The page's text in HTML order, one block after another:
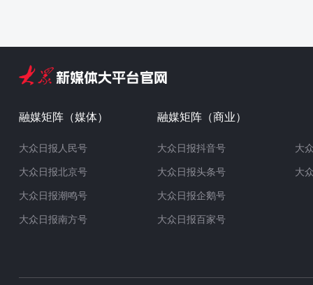
融媒矩阵（媒体）
大众日报人民号
大众日报北京号
大众日报潮鸣号
大众日报南方号
融媒矩阵（商业）
大众日报抖音号
大众日报头条号
大众日报企鹅号
大众日报百家号
大
大